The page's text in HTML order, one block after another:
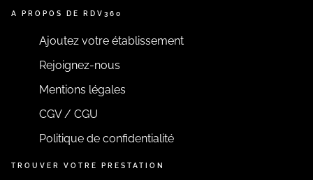
A PROPOS DE RDV360
Ajoutez votre établissement
Rejoignez-nous
Mentions légales
CGV / CGU
Politique de confidentialité
TROUVER VOTRE PRESTATION